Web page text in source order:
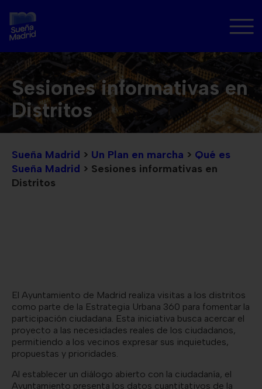
Sesiones informativas en
Distritos
Sueña Madrid > Un Plan en marcha > Qué es
Sueña Madrid > Sesiones informativas en
Distritos
El Ayuntamiento de Madrid realiza visitas a los distritos
como parte de la Estrategia Urbana 360 para fomentar la
participación ciudadana. Esta iniciativa busca acercar el
proyecto a las necesidades reales de los ciudadanos,
permitiendo a los vecinos expresar sus inquietudes,
propuestas y prioridades.
Al establecer un diálogo abierto con la ciudadanía, el
Ayuntamiento presenta los datos cuantitativos de la